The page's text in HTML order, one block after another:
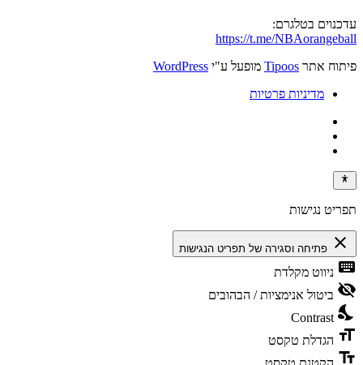
עדכנוים בטלגרם:
https://t.me/NBAorangeball
פיתוח אתר Tipoos מופעל ע"י WordPress
מדיניות פרטיות
תפריט נגישות
close פתיחה וסגירה של תפריט הנגישות
keyboard ניווט מקלדת
visibility_off ביטול אנימציות / הבהובים
nights_stay
Contrast
format_size הגדלת טקסט
text_fields